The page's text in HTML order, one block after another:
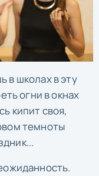
в школах в эту
огни в окнах
кипит своя,
темноты